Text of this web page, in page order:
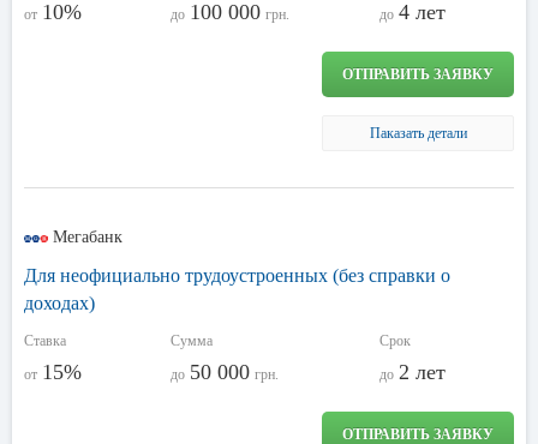
от 10% до 100 000 грн. до 4 лет
ОТПРАВИТЬ ЗАЯВКУ
Паказать детали
Мегабанк
Для неофициально трудоустроенных (без справки о
доходах)
Ставка
от 15%
Сумма
до 50 000 грн.
Срок
до 2 лет
ОТПРАВИТЬ ЗАЯВКУ